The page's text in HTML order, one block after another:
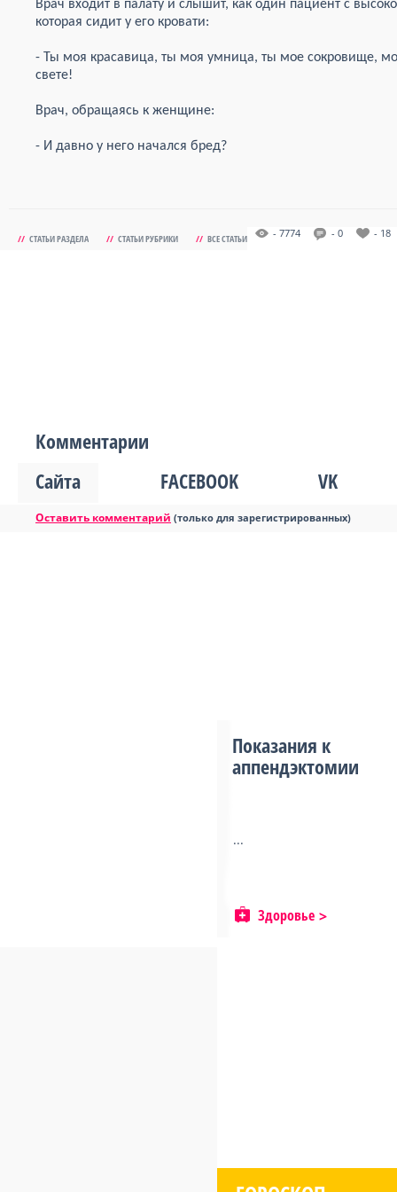
Врач входит в палату и слышит, как один пациент с
которая сидит у его кровати:
- Ты моя красавица, ты моя умница, ты мое сокровище,
свете!
Врач, обращаясь к женщине:
- И давно у него начался бред?
// СТАТЬИ РАЗДЕЛА // СТАТЬИ РУБРИКИ // ВСЕ СТАТЬИ - 7774 - 0 - 18
Комментарии
Сайта
FACEBOOK VK
Оставить комментарий (только для зарегистрированных)
Показания к
аппендэктомии
...
Здоровье